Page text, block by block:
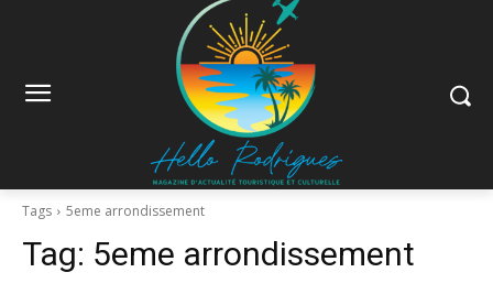
Tags 5eme arrondissement
Tag: 5eme arrondissement